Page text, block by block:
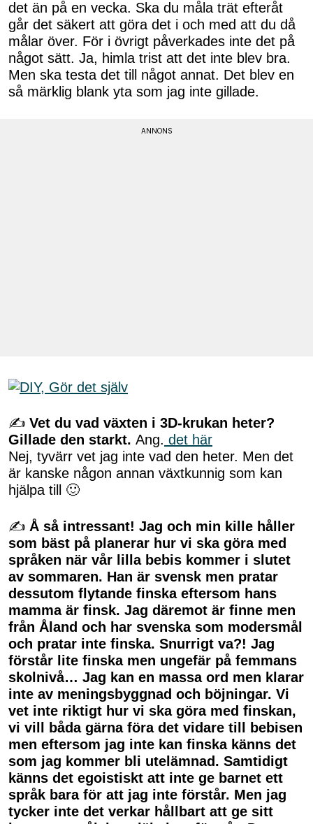
det än på en vecka. Ska du måla trät efteråt
går det säkert att göra det i och med att du då
målar över. För i övrigt påverkades inte det på
något sätt. Ja, himla trist att det inte blev bra.
Men ska testa det till något annat. Det blev en
så märklig blank yta som jag inte gillade.
✍ Vet du vad växten i 3D-krukan heter?
Gillade den starkt. Ang. det här
Nej, tyvärr vet jag inte vad den heter. Men det
är kanske någon annan växtkunnig som kan
hjälpa till 🙂
✍ Å så intressant! Jag och min kille håller
som bäst på planerar hur vi ska göra med
språken när vår lilla bebis kommer i slutet
av sommaren. Han är svensk men pratar
dessutom flytande finska eftersom hans
mamma är finsk. Jag däremot är finne men
från Åland och har svenska som modersmål
och pratar inte finska. Snurrigt va?! Jag
förstår lite finska men ungefär på femmans
skolnivå… Jag kan en massa ord men klarar
inte av meningsbyggnad och böjningar. Vi
vet inte riktigt hur vi ska göra med finskan,
vi vill båda gärna föra det vidare till bebisen
men eftersom jag inte kan finska känns det
som jag kommer bli utelämnad. Samtidigt
känns det egoistiskt att inte ge barnet ett
språk bara för att jag inte förstår. Men jag
tycker inte det verkar hållbart att ge sitt